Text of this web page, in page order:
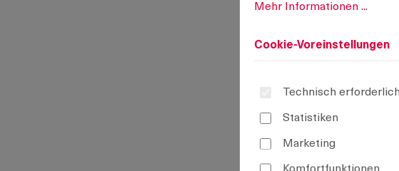
Mehr Informationen ...
Cookie-Voreinstellungen
Technisch
Statistiken
Marketing